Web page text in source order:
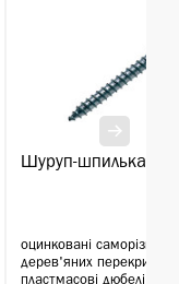
Шуруп-шпилька М8
оцинковані саморізи
дерев'яних перекриттів
пластмасові дюбелі..